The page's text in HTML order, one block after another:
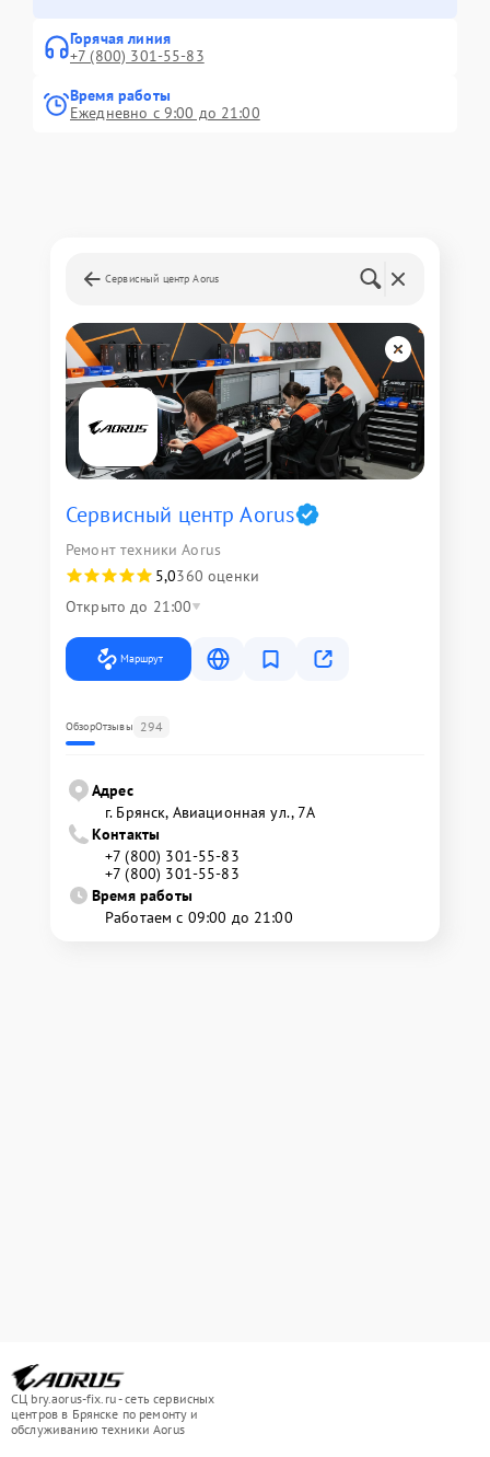
Горячая линия
+7 (800) 301-55-83
Время работы
Ежедневно с 9:00 до 21:00
Сервисный центр Aorus
Сервисный центр Aorus
Ремонт техники Aorus
5,0360 оценки
Открыто до 21:00
Маршрут
ОбзорОтзывы 294
Адрес
г. Брянск, Авиационная ул., 7А
Контакты
+7 (800) 301-55-83
+7 (800) 301-55-83
Время работы
Работаем с 09:00 до 21:00
СЦ bry.aorus-fix.ru - сеть сервисных
центров в Брянске по ремонту и
обслуживанию техники Aorus